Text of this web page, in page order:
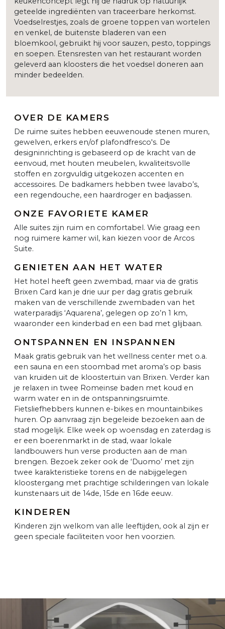
geteelde ingrediënten van traceerbare herkomst.
Voedselrestjes, zoals de groene toppen van wortelen
en venkel, de buitenste bladeren van een
bloemkool, gebruikt hij voor sauzen, pesto, toppings
en soepen. Etensresten van het restaurant worden
geleverd aan kloosters die het voedsel doneren aan
minder bedeelden.
OVER DE KAMERS
De ruime suites hebben eeuwenoude stenen muren,
gewelven, erkers en/of plafondfresco's. De
designinrichting is gebaseerd op de kracht van de
eenvoud, met houten meubelen, kwaliteitsvolle
stoffen en zorgvuldig uitgekozen accenten en
accessoires. De badkamers hebben twee lavabo’s,
een regendouche, een haardroger en badjassen.
ONZE FAVORIETE KAMER
Alle suites zijn ruim en comfortabel. Wie graag een
nog ruimere kamer wil, kan kiezen voor de Arcos
Suite.
GENIETEN AAN HET WATER
Het hotel heeft geen zwembad, maar via de gratis
Brixen Card kan je drie uur per dag gratis gebruik
maken van de verschillende zwembaden van het
waterparadijs ‘Aquarena’, gelegen op zo’n 1 km,
waaronder een kinderbad en een bad met glijbaan.
ONTSPANNEN EN INSPANNEN
Maak gratis gebruik van het wellness center met o.a.
een sauna en een stoombad met aroma’s op basis
van kruiden uit de kloostertuin van Brixen. Verder kan
je relaxen in twee Romeinse baden met koud en
warm water en in de ontspanningsruimte.
Fietsliefhebbers kunnen e-bikes en mountainbikes
huren. Op aanvraag zijn begeleide bezoeken aan de
stad mogelijk. Elke week op woensdag en zaterdag is
er een boerenmarkt in de stad, waar lokale
landbouwers hun verse producten aan de man
brengen. Bezoek zeker ook de ‘Duomo’ met zijn
twee karakteristieke torens en de nabijgelegen
kloostergang met prachtige schilderingen van lokale
kunstenaars uit de 14de, 15de en 16de eeuw.
KINDEREN
Kinderen zijn welkom van alle leeftijden, ook al zijn er
geen speciale faciliteiten voor hen voorzien.